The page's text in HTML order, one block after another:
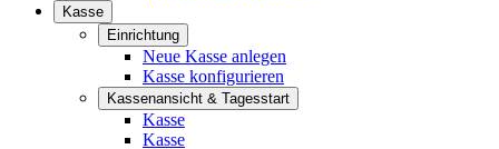
Kasse
Einrichtung
Neue Kasse anlegen
Kasse konfigurieren
Kassenansicht & Tagesstart
Kasse
Kasse